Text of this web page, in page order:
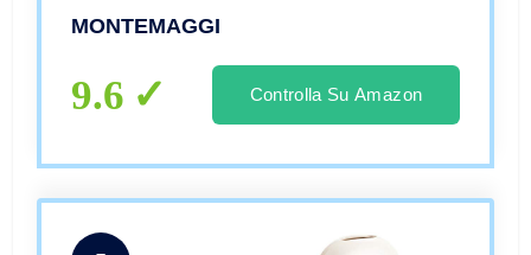
Giallo 19x5x13
MONTEMAGGI
9.6 Controlla Su Amazon